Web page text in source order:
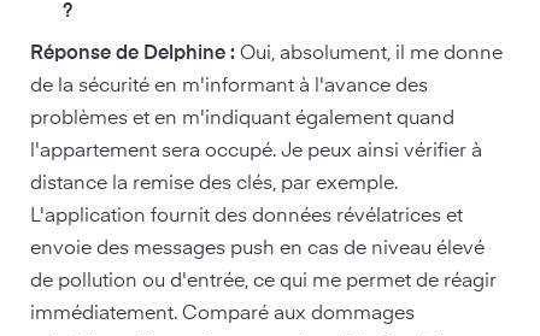
?
Réponse de Delphine : Oui, absolument, il me donne
de la sécurité en m'informant à l'avance des
problèmes et en m'indiquant également quand
l'appartement sera occupé. Je peux ainsi vérifier à
distance la remise des clés, par exemple.
L'application fournit des données révélatrices et
envoie des messages push en cas de niveau élevé
de pollution ou d'entrée, ce qui me permet de réagir
immédiatement. Comparé aux dommages